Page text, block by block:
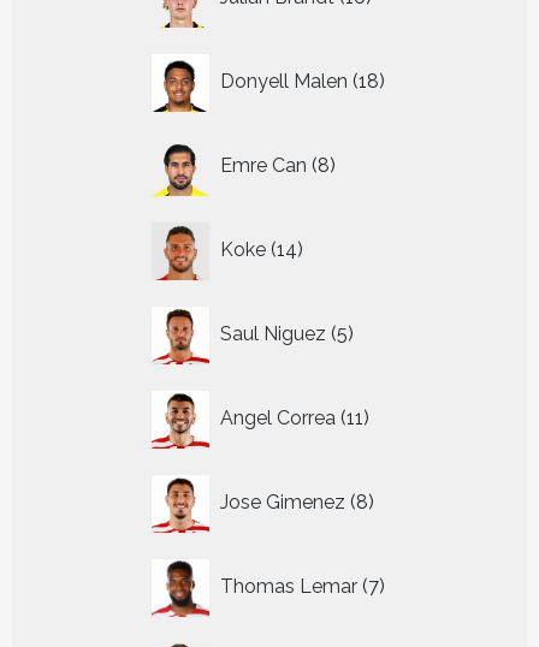
producten
Donyell Malen 18
producten
Emre Can 8
producten
Koke 14
producten
Saul Niguez 5
producten
Angel Correa 11
producten
Jose Gimenez 8
producten
Thomas Lemar 7
producten